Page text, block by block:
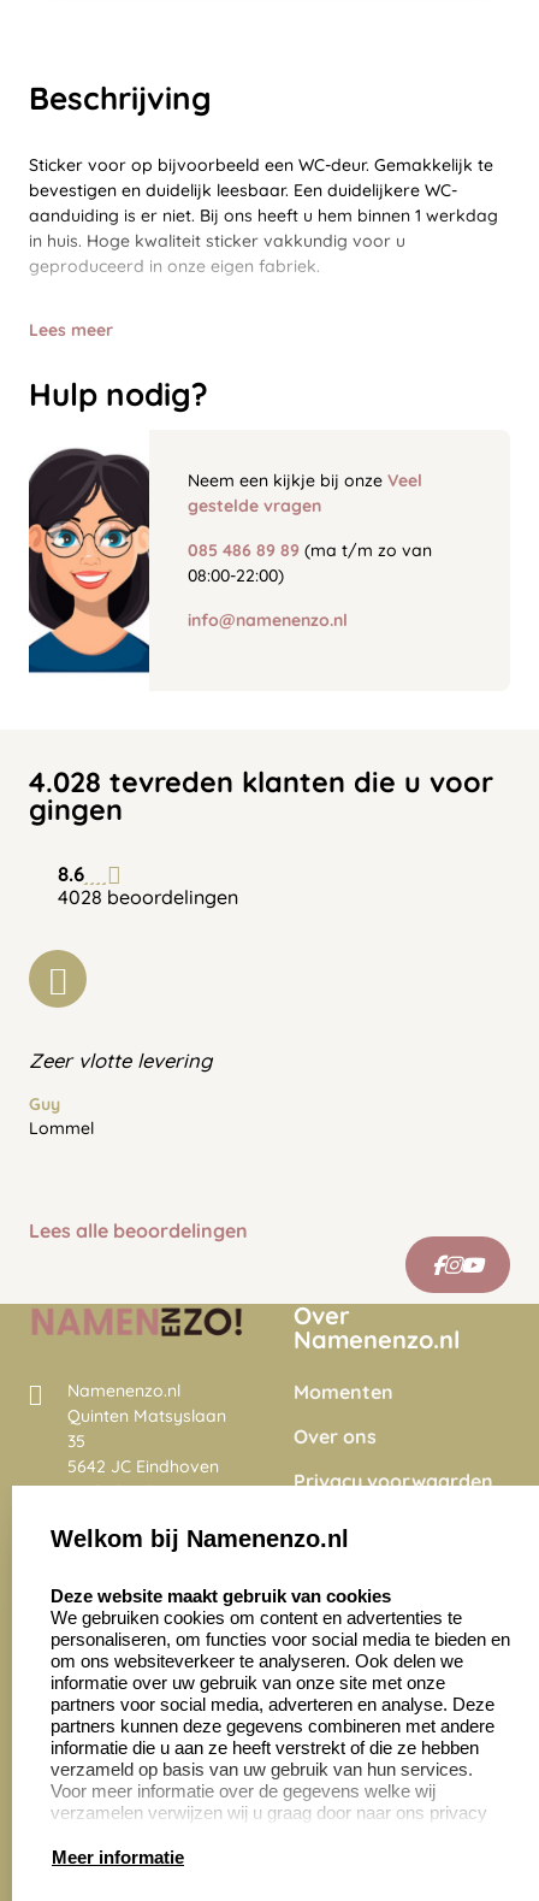
Beschrijving
Sticker voor op bijvoorbeeld een WC-deur. Gemakkelijk te
bevestigen en duidelijk leesbaar. Een duidelijkere WC-
aanduiding is er niet. Bij ons heeft u hem binnen 1 werkdag
in huis. Hoge kwaliteit sticker vakkundig voor u
geproduceerd in onze eigen fabriek.
Lees meer
Hulp nodig?
Neem een kijkje bij onze Veel
gestelde vragen
085 486 89 89 (ma t/m zo van
08:00-22:00)
info@namenenzo.nl
4.028 tevreden klanten die u voor
gingen
8.6
4028 beoordelingen
Zeer vlotte levering
Guy
Lommel
Lees alle beoordelingen
Namenenzo.nl
Quinten Matsyslaan
35
5642 JC Eindhoven
Nederland
4028 beoordelingen
Over
Namenenzo.nl
Momenten
Over ons
Privacy voorwaarden
Onze vacatures
Zakelijk:
Aanvraag op maat
Cadeaubonnen
Klantenservice:
Contact opnemen
Veelgestelde vragen
Retourneren
Welkom bij Namenenzo.nl
Deze website maakt gebruik van cookies
We gebruiken cookies om content en advertenties te
personaliseren, om functies voor social media te bieden en
om ons websiteverkeer te analyseren. Ook delen we
informatie over uw gebruik van onze site met onze
partners voor social media, adverteren en analyse. Deze
partners kunnen deze gegevens combineren met andere
informatie die u aan ze heeft verstrekt of die ze hebben
verzameld op basis van uw gebruik van hun services.
Voor meer informatie over de gegevens welke wij
verzamelen verwijzen wij u graag door naar ons privacy
Meer informatie